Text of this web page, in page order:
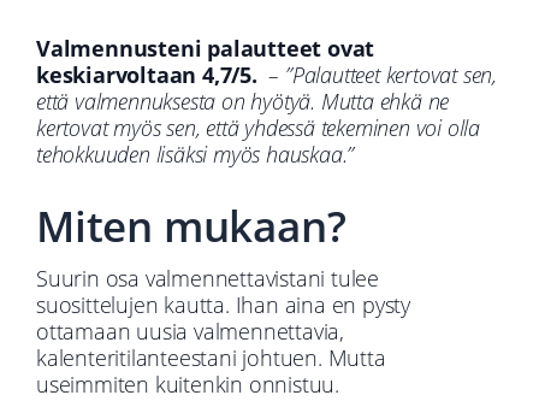
Valmennusteni palautteet ovat
keskiarvoltaan 4,7/5. – ”Palautteet kertovat sen,
että valmennuksesta on hyötyä. Mutta ehkä ne
kertovat myös sen, että yhdessä tekeminen voi olla
tehokkuuden lisäksi myös hauskaa.”
Miten mukaan?
Suurin osa valmennettavistani tulee
suosittelujen kautta. Ihan aina en pysty
ottamaan uusia valmennettavia,
kalenteritilanteestani johtuen. Mutta
useimmiten kuitenkin onnistuu.